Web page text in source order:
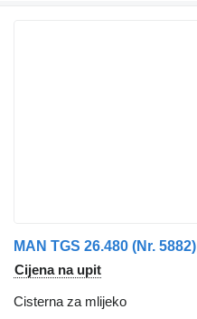
MAN TGS 26.480 (Nr. 5882)
Cijena na upit
Cisterna za mlijeko